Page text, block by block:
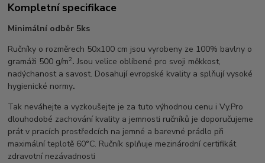
Kompletní specifikace
Minimální odběr 5ks
Ručníky o rozměrech 50x100 cm jsou vyrobeny ze 100% bavlny o
gramáži 500 g/m2.Jsou velice oblíbené pro svoji měkkost,
nadýchanost a savost. Dosahují evropské kvality a splňují vysoké
hygienické normy.
Tak neváhejte a vyzkoušejte je za tuto výhodnou cenu i Vy.Pro
dlouhodobé zachování kvality a jemnosti ručníků je doporučujeme
prát v pracích prostředcích na jemné a barevné prádlo při
maximální teplotě 60°C. Ručník splňuje mezinárodní certifikát
zdravotní nezávadnosti